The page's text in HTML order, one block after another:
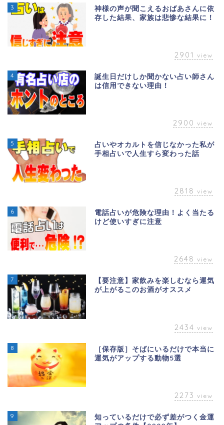
3
神様の声が聞こえるおばあさんに依
存した結果、家族は悲惨な結果に！
2901 view
4
誕生日だけしか聞かない占い師さん
は信用できない理由！
2900 view
5
占いやオカルトを信じなかった私が
手相占いで人生すら変わった話
2818 view
6
電話占いが危険な理由！よく当たる
けど使いすぎに注意
2648 view
7
【要注意】家飲みを楽しむなら運気
が上がるこのお酒がオススメ
2434 view
8
［保存版］そばにいるだけで本当に
運気がアップする動物5選
2273 view
9
知っているだけで必ず差がつく金運